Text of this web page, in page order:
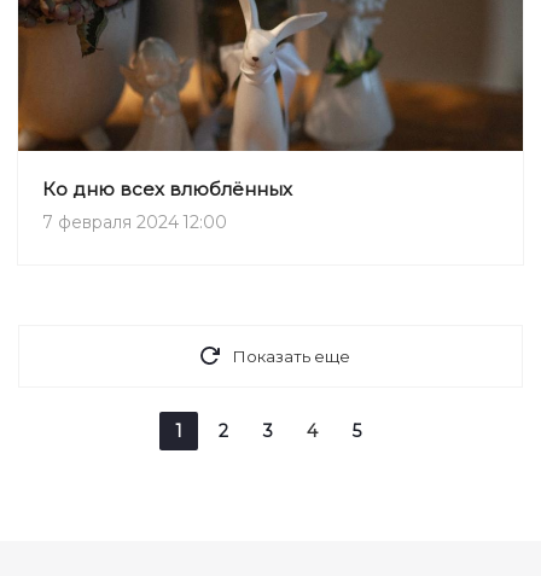
Ко дню всех влюблённых
7 февраля 2024 12:00
Показать еще
1 2 3 4 5